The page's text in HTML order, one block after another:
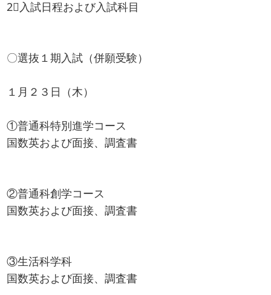
2⃣入試日程および入試科目
〇選抜１期入試（併願受験）
１月２３日（木）
①普通科特別進学コース
国数英および面接、調査書
②普通科創学コース
国数英および面接、調査書
③生活科学科
国数英および面接、調査書